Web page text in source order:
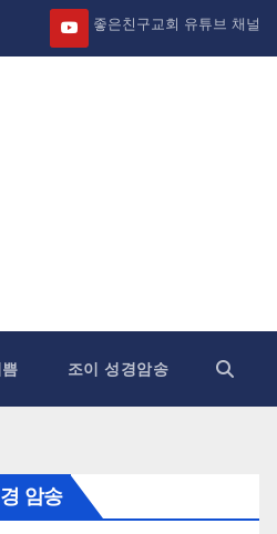
좋은친구교회 유튜브 채널
조이 성경암송
암송